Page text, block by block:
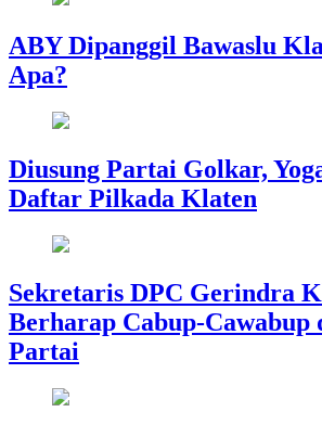
ABY Dipanggil Bawaslu
Apa?
Diusung Partai Golkar,
Daftar Pilkada Klaten
Sekretaris DPC Gerindra
Berharap Cabup-Cawabup
Partai